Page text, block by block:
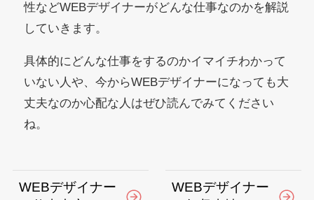
性などWEBデザイナーがどんな仕事なのかを解説
していきます。
具体的にどんな仕事をするのかイマイチわかって
いない人や、今からWEBデザイナーになっても大
丈夫なのか心配な人はぜひ読んでみてください
ね。
WEBデザイナー
WEBデザイナー